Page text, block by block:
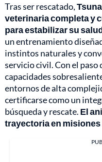
Tras ser rescatado,
veterinaria completa y
para estabilizar su
un entrenamiento
instintos naturales y
servicio civil. Con el
capacidades
entornos de alta
certificarse como un
búsqueda y rescate. El
trayectoria en